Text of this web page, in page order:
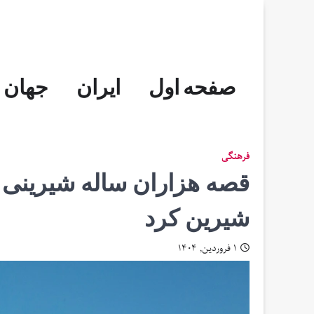
صفحه اول ایران جهان
فرهنگی
قصه هزاران ساله شیرینی
شیرین کرد
۱ فروردین, ۱۴۰۴